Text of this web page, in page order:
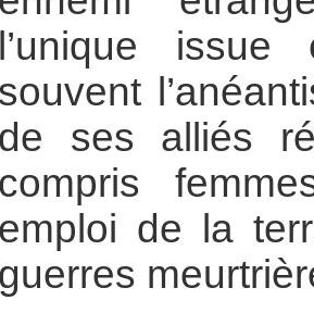
l’unique
souvent
de ses alliés
compris
emploi de la
guerres